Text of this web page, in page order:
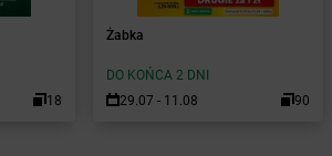
18
Żabka
DO KOŃCA 2 DNI
29.07 - 11.08
90